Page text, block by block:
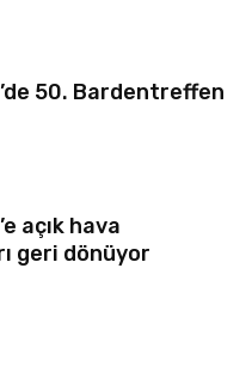
50. Bardentreffen
açık hava
geri dönüyor